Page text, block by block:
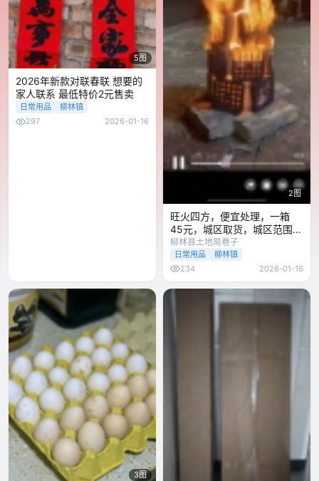
5图
2026年新款对联春联 想要的
家人联系 最低特价2元售卖
日常用品
柳林镇
297
2026-01-16
2图
旺火四方，便宜处理，一箱
45元，城区取货，城区范围
也可送货
柳林县土地局巷子
日常用品
柳林镇
234
2026-01-16
3图